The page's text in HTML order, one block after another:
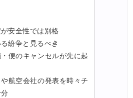
安全性では別格
紛争と見るべき
・便のキャンセルが先に起
や航空会社の発表を時々チ